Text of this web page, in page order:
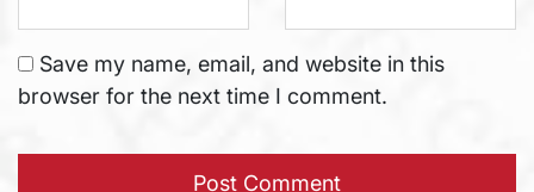
Save my name, email, and website in this
browser for the next time I comment.